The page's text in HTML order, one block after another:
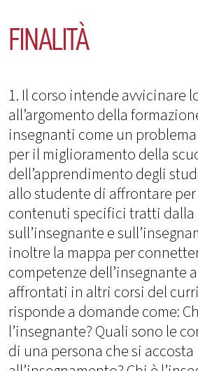
FINALITÀ
1. Il corso intende avvicinare
all’argomento della
insegnanti come un
per il miglioramento della
dell’apprendimento degli
allo studente di affrontare
contenuti specifici tratti dalla
sull’insegnante e
inoltre la mappa per
competenze dell’insegnante
affrontati in altri corsi del
risponde a domande come:
l’insegnante? Quali sono le
di una persona che si accosta